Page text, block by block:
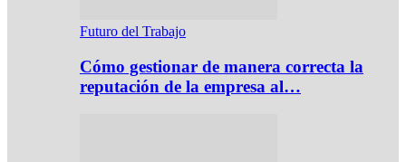
Futuro del Trabajo
Cómo gestionar de manera correcta la
reputación de la empresa al…